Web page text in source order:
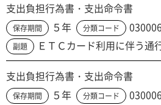
支出負担行為書・支出命令書
保存期間 ５年 分類コード
副題 ＥＴＣカード利用に伴う通
支出負担行為書・支出命令書
保存期間 ５年 分類コード